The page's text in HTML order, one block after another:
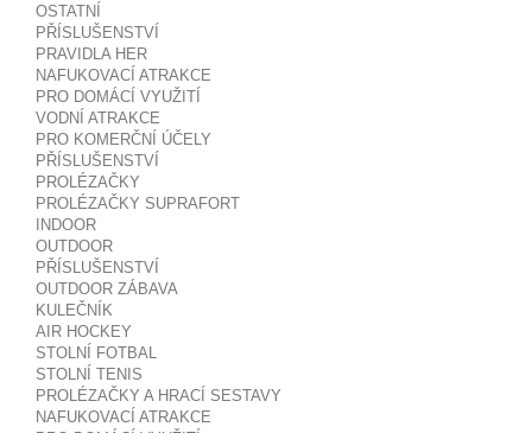
OSTATNÍ
PŘÍSLUŠENSTVÍ
PRAVIDLA HER
NAFUKOVACÍ ATRAKCE
PRO DOMÁCÍ VYUŽITÍ
VODNÍ ATRAKCE
PRO KOMERČNÍ ÚČELY
PŘÍSLUŠENSTVÍ
PROLÉZAČKY
PROLÉZAČKY SUPRAFORT
INDOOR
OUTDOOR
PŘÍSLUŠENSTVÍ
OUTDOOR ZÁBAVA
KULEČNÍK
AIR HOCKEY
STOLNÍ FOTBAL
STOLNÍ TENIS
PROLÉZAČKY A HRACÍ SESTAVY
NAFUKOVACÍ ATRAKCE